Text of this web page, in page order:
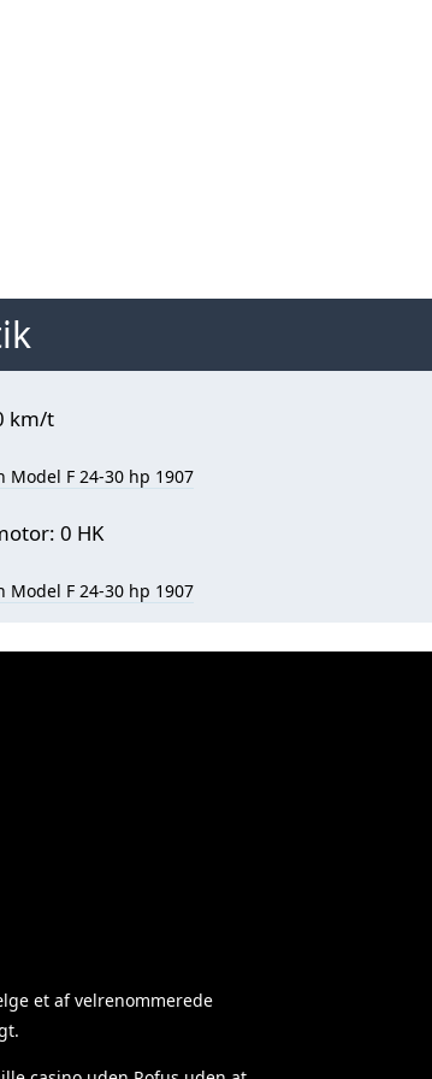
km/t
Model F 24-30 hp 1907
0 HK
Model F 24-30 hp 1907
et af velrenommerede